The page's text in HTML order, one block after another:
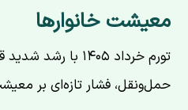
معیشت خانوارها
تورم خرداد ۱۴۰۵ با
حمل‌ونقل، فشار تازه‌ای بر